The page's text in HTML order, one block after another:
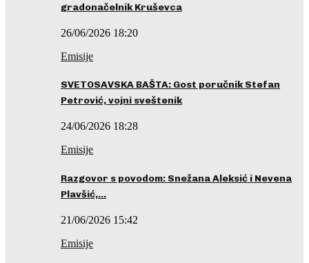
gradonačelnik Kruševca
26/06/2026 18:20
Emisije
SVETOSAVSKA BAŠTA: Gost poručnik Stefan
Petrović, vojni sveštenik
24/06/2026 18:28
Emisije
Razgovor s povodom: Snežana Aleksić i Nevena
Plavšić,…
21/06/2026 15:42
Emisije